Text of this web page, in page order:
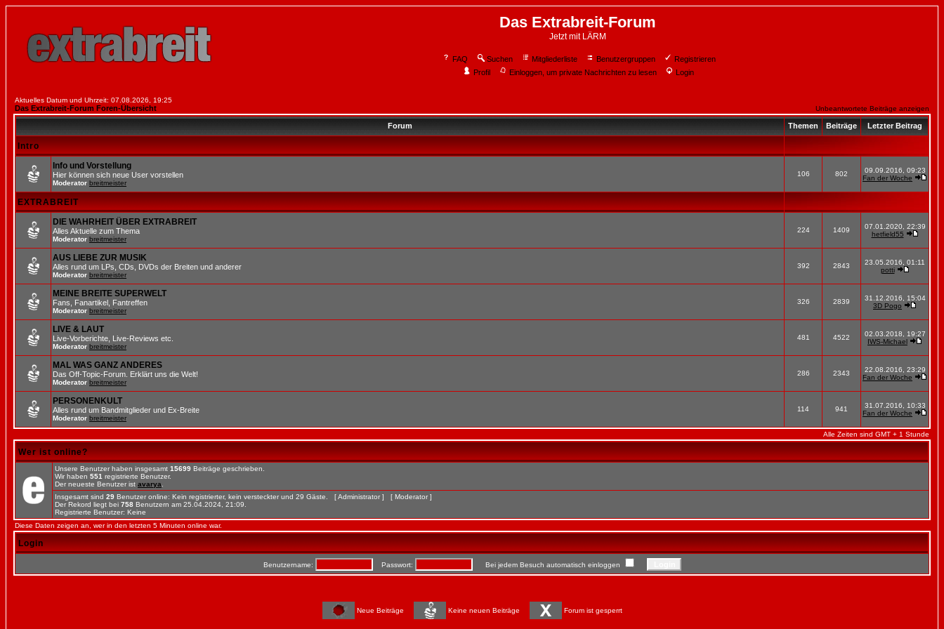
Das Extrabreit-Forum
Jetzt mit LÄRM
FAQ Suchen Mitgliederliste Benutzergruppen
Registrieren
Profil
Einloggen, um private Nachrichten zu lesen Login
Aktuelles Datum und Uhrzeit: 07.08.2026, 19:25
Das Extrabreit-Forum Foren-Übersicht Unbeantwortete Beiträge anzeigen
Forum Themen Beiträge Letzter Beitrag
Intro
Info und Vorstellung
Hier können sich neue User vorstellen
Moderator breitmeister
106 802
09.09.2016, 09:23
Fan der Woche
EXTRABREIT
DIE WAHRHEIT ÜBER EXTRABREIT
Alles Aktuelle zum Thema
Moderator breitmeister
224 1409
07.01.2020, 22:39
hetfield55
AUS LIEBE ZUR MUSIK
Alles rund um LPs, CDs, DVDs der Breiten und anderer
Moderator breitmeister
392 2843
23.05.2016, 01:11
potti
MEINE BREITE SUPERWELT
Fans, Fanartikel, Fantreffen
Moderator breitmeister
326 2839
31.12.2016, 15:04
3D Pogo
LIVE & LAUT
Live-Vorberichte, Live-Reviews etc.
Moderator breitmeister
481 4522
02.03.2018, 19:27
IWS-Michael
MAL WAS GANZ ANDERES
Das Off-Topic-Forum. Erklärt uns die Welt!
Moderator breitmeister
286 2343
22.08.2016, 23:29
Fan der Woche
PERSONENKULT
Alles rund um Bandmitglieder und Ex-Breite
Moderator breitmeister
114 941
31.07.2016, 10:33
Fan der Woche
Alle Zeiten sind GMT + 1 Stunde
Wer ist online?
Unsere Benutzer haben insgesamt 15699 Beiträge geschrieben.
Wir haben 551 registrierte Benutzer.
Der neueste Benutzer ist avarya
Insgesamt sind 29 Benutzer online: Kein registrierter, kein versteckter und 29 Gäste. [Administrator ] [ Moderator ]
Der Rekord liegt bei 758 Benutzern am 25.04.2024, 21:09.
Registrierte Benutzer: Keine
Diese Daten zeigen an, wer in den letzten 5 Minuten online war.
Login
Benutzername: Passwort: Bei jedem Besuch automatisch einloggen
Neue Beiträge Keine neuen Beiträge Forum ist gesperrt